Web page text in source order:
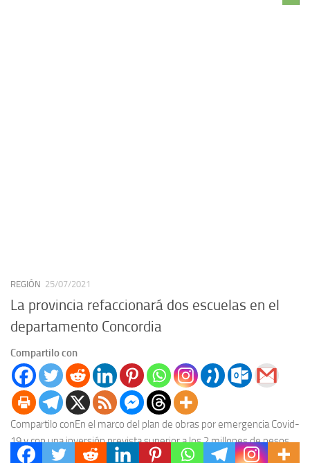
REGIÓN 25/07/2021
La provincia refaccionará dos escuelas en el
departamento Concordia
Compartilo con
Compartilo conEn el marco del plan de obras por emergencia Covid-
19 y con una inversión prevista superior a los 2 millones de pesos,
el gobierno...